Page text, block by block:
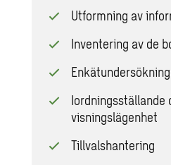
Utformning av
Inventering av de
Iordningsställande
visningslägenhet
Tillvalshantering